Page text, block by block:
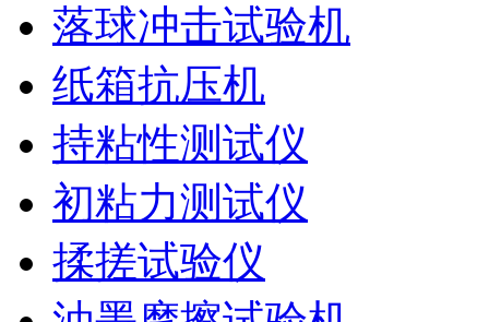
落球冲击试验机
纸箱抗压机
持粘性测试仪
初粘力测试仪
揉搓试验仪